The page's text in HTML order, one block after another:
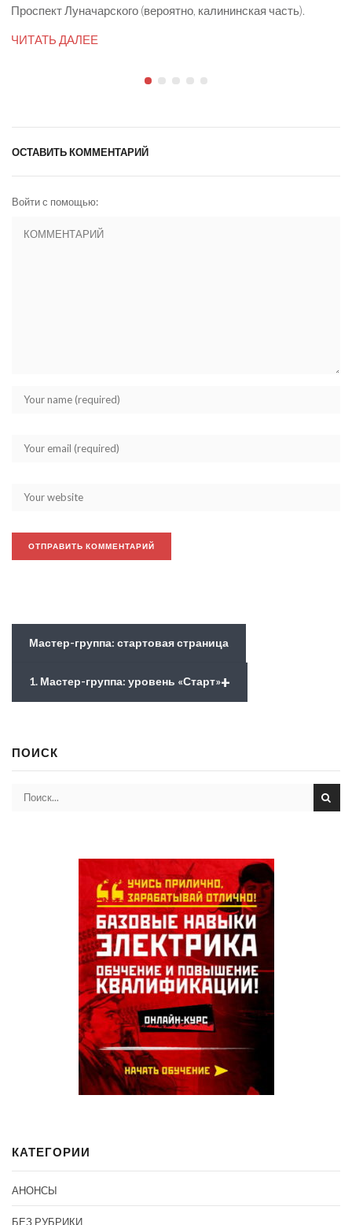
Проспект Луначарского (вероятно, калининская часть).
ЧИТАТЬ ДАЛЕЕ
ОСТАВИТЬ КОММЕНТАРИЙ
Войти с помощью:
Мастер-группа: стартовая страница
+
1. Мастер-группа: уровень «Старт»
ПОИСК
КАТЕГОРИИ
АНОНСЫ
БЕЗ РУБРИКИ